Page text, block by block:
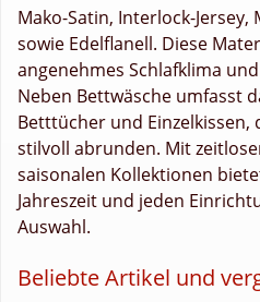
Mako-Satin, Interlock-Jersey,
sowie Edelflanell. Diese
angenehmes Schlafklima
Neben Bettwäsche umfasst
Betttücher und Einzelkissen,
stilvoll abrunden. Mit
saisonalen Kollektionen
Jahreszeit und jeden
Auswahl.
Beliebte Artikel und